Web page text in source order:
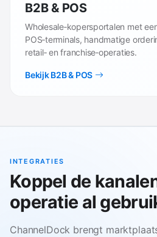
B2B & POS
Wholesale‑kopersportalen met
POS‑terminals, handmatige
retail‑ en franchise‑operaties.
Bekijk B2B & POS
INTEGRATIES
Koppel de
operatie al
ChannelDock brengt